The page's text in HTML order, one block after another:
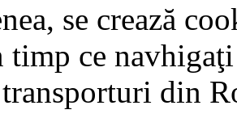
se crează
ce
din